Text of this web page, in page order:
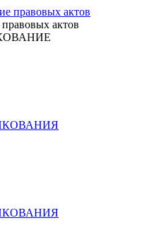
актов